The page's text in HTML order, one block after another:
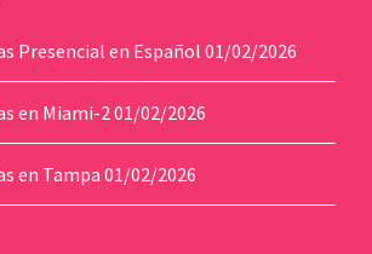
Presencial en Español 01/02/2026
en Miami-201/02/2026
en Tampa 01/02/2026